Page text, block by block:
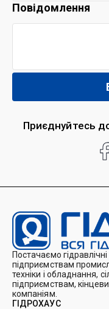
Приєднуйтесь
Повідомлення
Постачаємо
підприємствам
техніки і обладнання,
підприємствам,
компаніям.
ГІДРОХАУС